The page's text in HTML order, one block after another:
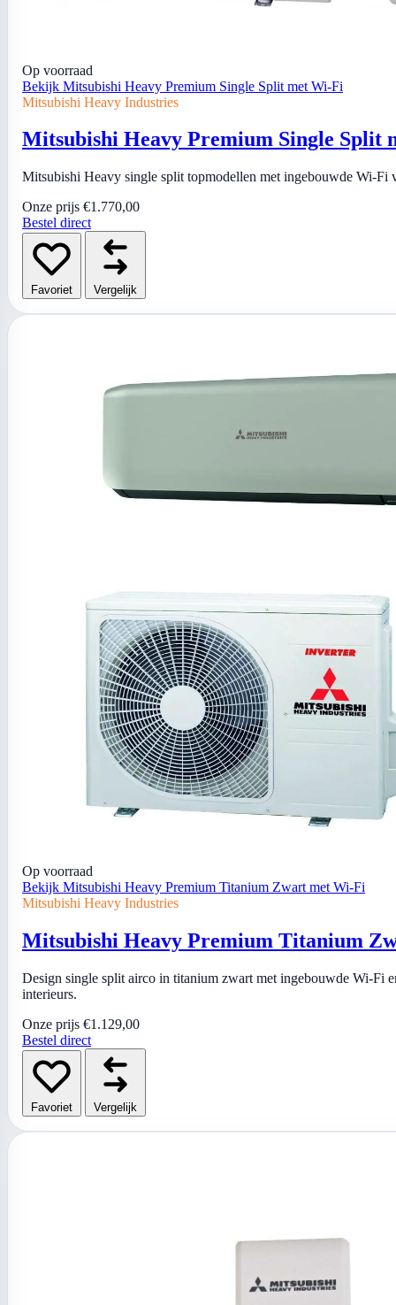
Op voorraad
Bekijk Mitsubishi Heavy Premium Single Split met Wi-Fi
Mitsubishi Heavy Industries
Mitsubishi Heavy Premium Single Split
Mitsubishi Heavy single split topmodellen met ingebouwde Wi-Fi
Onze prijs €1.770,00
Bestel direct
Favoriet Vergelijk
Op voorraad
Bekijk Mitsubishi Heavy Premium Titanium Zwart met Wi-Fi
Mitsubishi Heavy Industries
Mitsubishi Heavy Premium Titanium
Design single split airco in titanium zwart met ingebouwde Wi-Fi
interieurs.
Onze prijs €1.129,00
Bestel direct
Favoriet Vergelijk